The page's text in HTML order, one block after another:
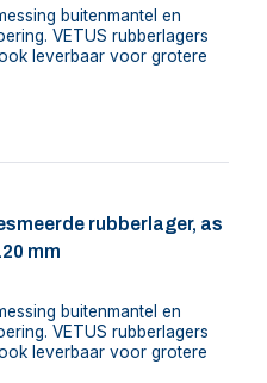
buitenmantel en
VETUS rubberlagers
leverbaar voor grotere
rubberlager, as
mm
buitenmantel en
VETUS rubberlagers
leverbaar voor grotere